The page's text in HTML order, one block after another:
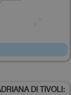
DI TIVOLI: